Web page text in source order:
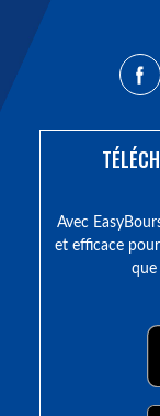
Avec
et efficace
que